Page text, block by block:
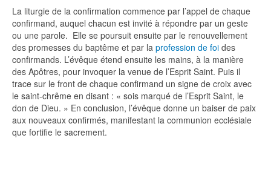
La liturgie de la confirmation commence par l’appel de chaque
confirmand, auquel chacun est invité à répondre par un geste
ou une parole. Elle se poursuit ensuite par le renouvellement
des promesses du baptême et par la profession de foi des
confirmands. L’évêque étend ensuite les mains, à la manière
des Apôtres, pour invoquer la venue de l’Esprit Saint. Puis il
trace sur le front de chaque confirmand un signe de croix avec
le saint-chrême en disant : « sois marqué de l’Esprit Saint, le
don de Dieu. » En conclusion, l’évêque donne un baiser de paix
aux nouveaux confirmés, manifestant la communion ecclésiale
que fortifie le sacrement.